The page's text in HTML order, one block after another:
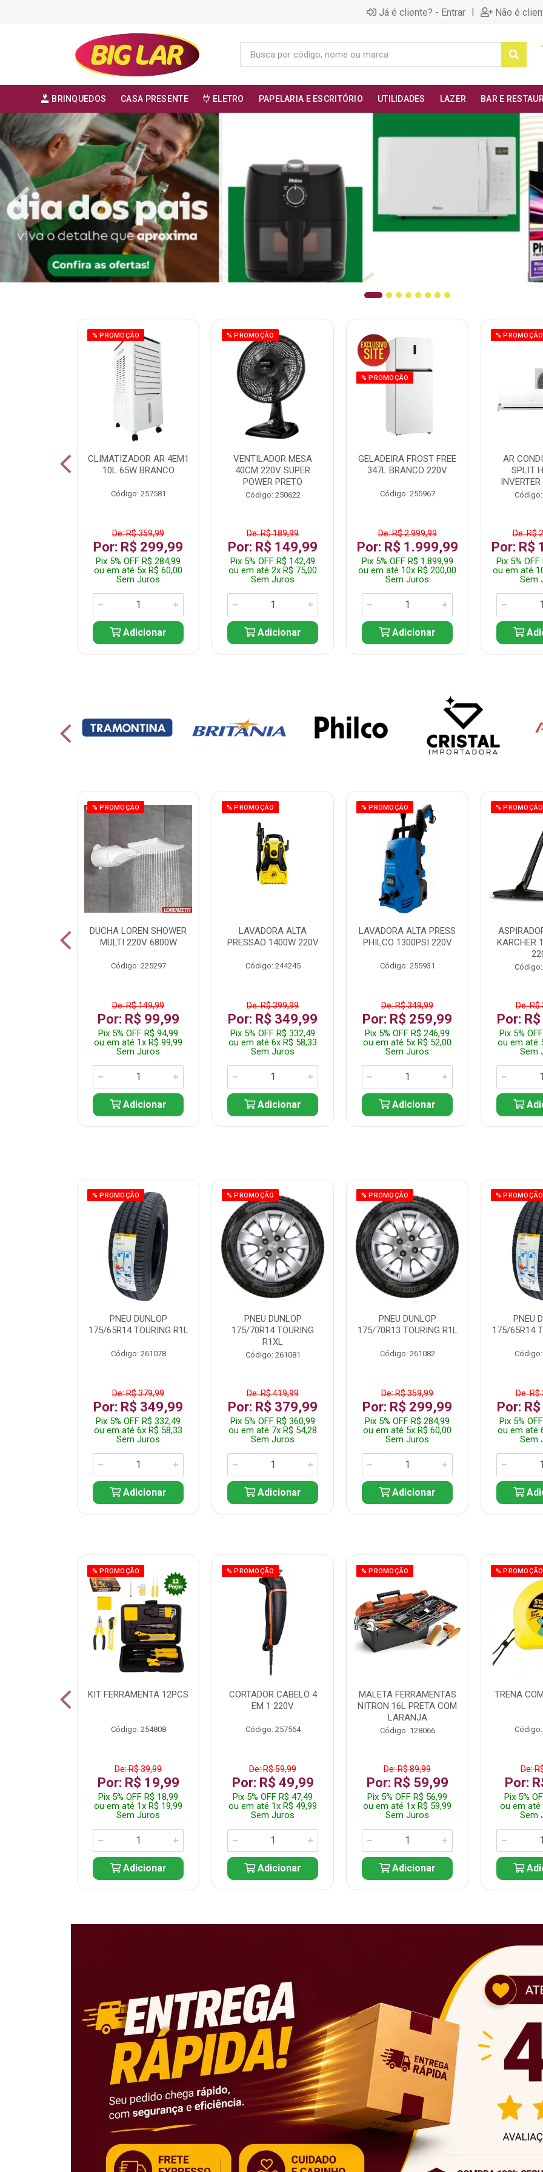
Já é cliente? - Entrar | Não é
BRINQUEDOS CASA PRESENTE ELETRO PAPELARIA E ESCRITÓRIO UTILIDADES LAZER BAR E
% PROMOÇÃO
CLIMATIZADOR AR 4EM1
10L 65W BRANCO
Código: 257581
De: R$ 359,99
Por: R$ 299,99
Pix 5% OFF R$ 284,99
ou em até 5x R$ 60,00
Sem Juros
Adicionar
% PROMOÇÃO
VENTILADOR MESA
40CM 220V SUPER
POWER PRETO
Código: 250622
De: R$ 189,99
Por: R$ 149,99
Pix 5% OFF R$ 142,49
ou em até 2x R$ 75,00
Sem Juros
Adicionar
% PROMOÇÃO
GELADEIRA FROST FREE
347L BRANCO 220V
Código: 255967
De: R$ 2.999,99
Por: R$ 1.999,99
Pix 5% OFF R$ 1.899,99
ou em até 10x R$ 200,00
Sem Juros
Adicionar
% PROMOÇÃO
AR
SPLIT
De: R$
Por: R$
Pix 5%
ou em até
Sem
% PROMOÇÃO
DUCHA LOREN SHOWER
MULTI 220V 6800W
Código: 225297
De: R$ 149,99
Por: R$ 99,99
Pix 5% OFF R$ 94,99
ou em até 1x R$ 99,99
Sem Juros
Adicionar
% PROMOÇÃO
LAVADORA ALTA
PRESSAO 1400W 220V
Código: 244245
De: R$ 399,99
Por: R$ 349,99
Pix 5% OFF R$ 332,49
ou em até 6x R$ 58,33
Sem Juros
Adicionar
% PROMOÇÃO
LAVADORA ALTA PRESS
PHILCO 1300PSI 220V
Código: 255931
De: R$ 349,99
Por: R$ 259,99
Pix 5% OFF R$ 246,99
ou em até 5x R$ 52,00
Sem Juros
Adicionar
% PROMOÇÃO
KARCHER
De: R$
Por:
Pix 5%
ou em até
Sem
% PROMOÇÃO
PNEU DUNLOP
175/65R14 TOURING R1L
Código: 261078
De: R$ 379,99
Por: R$ 349,99
Pix 5% OFF R$ 332,49
ou em até 6x R$ 58,33
Sem Juros
Adicionar
% PROMOÇÃO
PNEU DUNLOP
175/70R14 TOURING
R1XL
Código: 261081
De: R$ 419,99
Por: R$ 379,99
Pix 5% OFF R$ 360,99
ou em até 7x R$ 54,28
Sem Juros
Adicionar
% PROMOÇÃO
PNEU DUNLOP
175/70R13 TOURING R1L
Código: 261082
De: R$ 359,99
Por: R$ 299,99
Pix 5% OFF R$ 284,99
ou em até 5x R$ 60,00
Sem Juros
Adicionar
% PROMOÇÃO
PNEU
175/65R14
De: R$
Por:
Pix 5%
ou em até
Sem
% PROMOÇÃO
KIT FERRAMENTA 12PCS
Código: 254808
De: R$ 39,99
Por: R$ 19,99
Pix 5% OFF R$ 18,99
ou em até 1x R$ 19,99
Sem Juros
Adicionar
% PROMOÇÃO
CORTADOR CABELO 4
EM 1 220V
Código: 257564
De: R$ 59,99
Por: R$ 49,99
Pix 5% OFF R$ 47,49
ou em até 1x R$ 49,99
Sem Juros
Adicionar
% PROMOÇÃO
MALETA FERRAMENTAS
NITRON 16L PRETA COM
LARANJA
Código: 128066
De: R$ 89,99
Por: R$ 59,99
Pix 5% OFF R$ 56,99
ou em até 1x R$ 59,99
Sem Juros
Adicionar
% PROMOÇÃO
TRENA
De:
Por:
Pix 5%
ou em até
Sem